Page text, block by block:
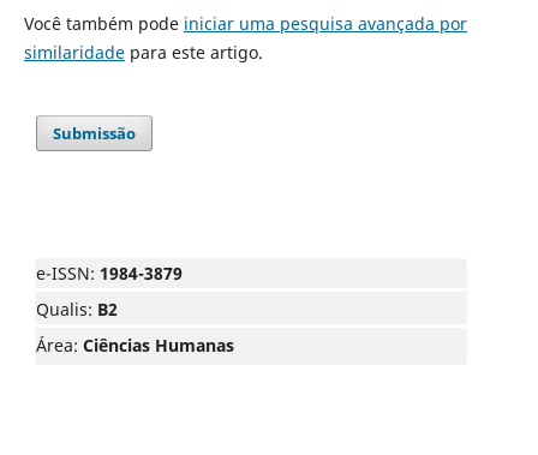
Você também pode iniciar uma pesquisa avançada por
similaridadepara este artigo.
Submissão
e-ISSN: 1984-3879
Qualis: B2
Área: Ciências Humanas